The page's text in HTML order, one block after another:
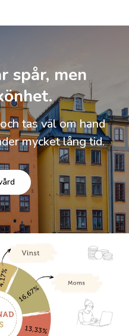
spår, men
tas väl om hand
mycket lång tid.